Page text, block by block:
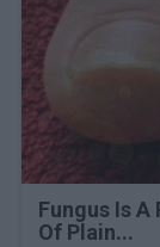
Fungus Is A
Of Plain...